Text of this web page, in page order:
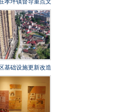
孝坪镇督导重点文
设时强调 紧盯节
冲刺 高标准高质量
率推进项目建设
基础设施更新改造
程全速推进